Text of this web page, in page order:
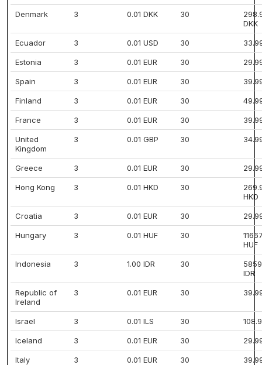
Denmark 3 0.01 DKK 30
DKK
Ecuador 3 0.01 USD 30
Estonia 3 0.01 EUR 30
Spain 3 0.01 EUR 30
Finland 3 0.01 EUR 30
France 3 0.01 EUR 30
United
Kingdom
3 0.01 GBP 30
Greece 3 0.01 EUR 30
Hong Kong 3 0.01 HKD 30
HKD
Croatia 3 0.01 EUR 30
Hungary 3 0.01 HUF 30
HUF
Indonesia 3 1.00 IDR 30
IDR
Republic of
Ireland
3 0.01 EUR 30
Israel 3 0.01 ILS 30
Iceland 3 0.01 EUR 30
Italy 3 0.01 EUR 30